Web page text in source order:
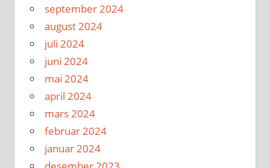
september 2024
august 2024
juli 2024
juni 2024
mai 2024
april 2024
mars 2024
februar 2024
januar 2024